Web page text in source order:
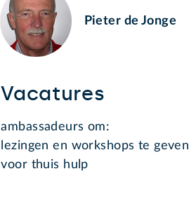
Pieter de Jonge
Vacatures
ambassadeurs om:
lezingen en workshops te geven
voor thuis hulp